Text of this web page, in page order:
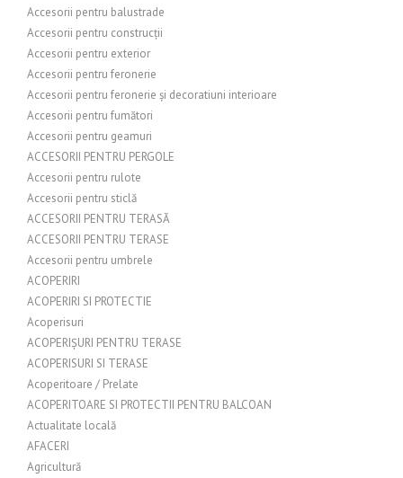
Accesorii pentru balustrade
Accesorii pentru construcții
Accesorii pentru exterior
Accesorii pentru feronerie
Accesorii pentru feronerie și decoratiuni interioare
Accesorii pentru fumători
Accesorii pentru geamuri
ACCESORII PENTRU PERGOLE
Accesorii pentru rulote
Accesorii pentru sticlă
ACCESORII PENTRU TERASĂ
ACCESORII PENTRU TERASE
Accesorii pentru umbrele
ACOPERIRI
ACOPERIRI SI PROTECTIE
Acoperisuri
ACOPERIȘURI PENTRU TERASE
ACOPERISURI SI TERASE
Acoperitoare / Prelate
ACOPERITOARE SI PROTECTII PENTRU BALCOAN
Actualitate locală
AFACERI
Agricultură